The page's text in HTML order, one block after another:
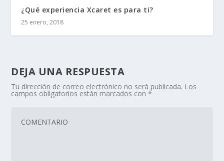
¿Qué experiencia Xcaret es para ti?
25 enero, 2018
DEJA UNA RESPUESTA
Tu dirección de correo electrónico no será publicada. Los
campos obligatorios están marcados con*